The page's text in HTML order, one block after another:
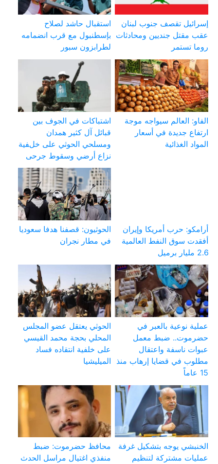
إسرائيل تقصف جنوب لبنان
عقب مقتل جنديين ومحادثات
روما تستمر
استقبال حاشد لصلاح
بإسطنبول مع قرب انضمامه
لطرابزون سبور
الفاو: العالم سيواجه موجة
ارتفاع جديدة في أسعار
المواد الغذائية
اشتباكات في الجوف بين
قبائل آل كثير همدان
ومسلحي الحوثي على خلفية
نزاع أرضي وسقوط جرحى
أرامكو: حرب أمريكا وإيران
أفقدت سوق النفط العالمية
2.6 مليار برميل
الحوثيون: قصفنا هدفا سعوديا
في مطار نجران
عملية نوعية بالعبر في
حضرموت.. ضبط معمل
عبوات ناسفة واعتقال
مطلوب في قضايا إرهاب منذ
15 عاماً
الحوثي يعتقل عضو المجلس
المحلي بحجة محمد القيسي
على خلفية انتقاده فساد
الميليشيا
الخنبشي يوجه بتشكيل غرفة
عمليات مشتركة لتنظيم
محافظ حضرموت: ضبط
منفذي اغتيال مراسل الحدث